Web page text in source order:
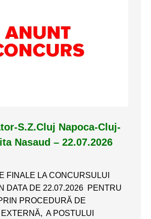
S.Z.Cluj Napoca-Cluj-
Nasaud – 22.07.2026
FINALE LA CONCURSULUI
DATA DE 22.07.2026 PENTRU
PROCEDURĂ DE
A POSTULUI